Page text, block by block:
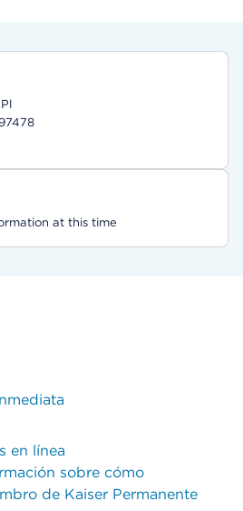
at this time
en línea
sobre cómo
de Kaiser Permanente